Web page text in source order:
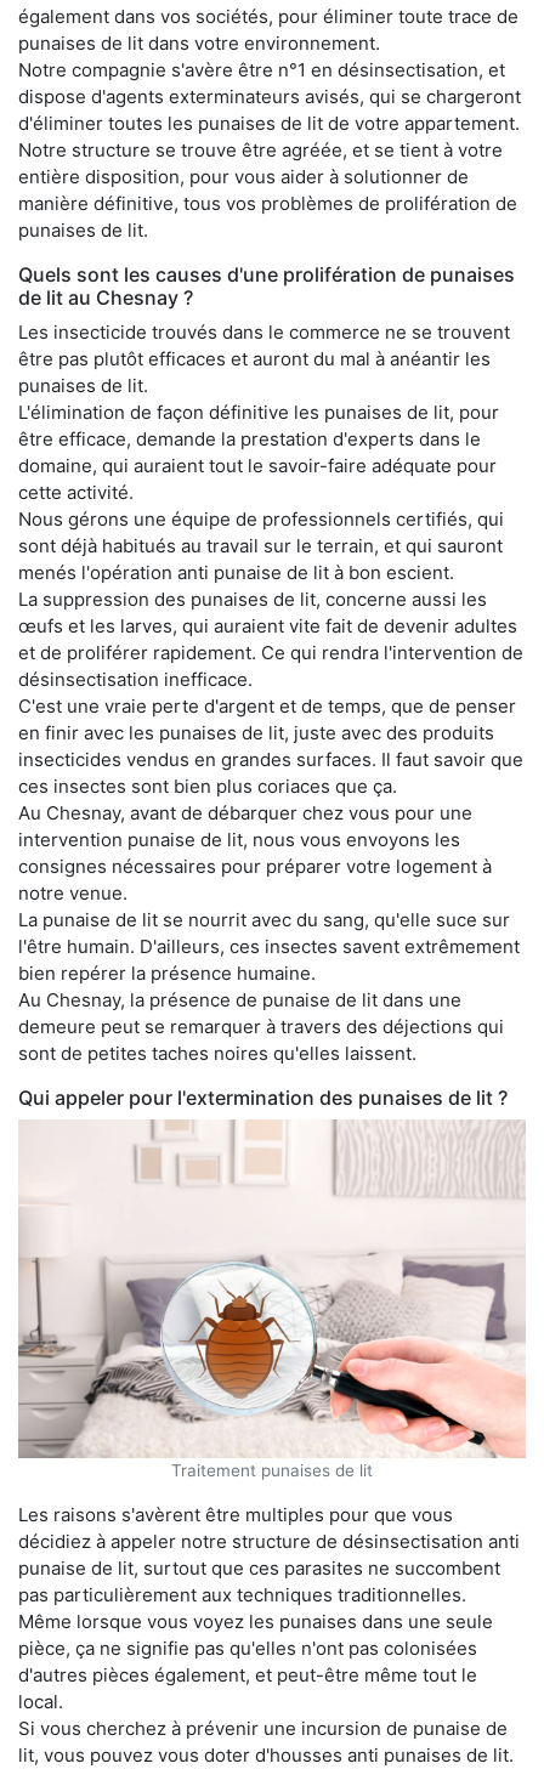
également dans vos sociétés, pour éliminer toute trace de
punaises de lit dans votre environnement.
Notre compagnie s'avère être n°1 en désinsectisation, et
dispose d'agents exterminateurs avisés, qui se chargeront
d'éliminer toutes les punaises de lit de votre appartement.
Notre structure se trouve être agréée, et se tient à votre
entière disposition, pour vous aider à solutionner de
manière définitive, tous vos problèmes de prolifération de
punaises de lit.
Quels sont les causes d'une prolifération de punaises
de lit au Chesnay ?
Les insecticide trouvés dans le commerce ne se trouvent
être pas plutôt efficaces et auront du mal à anéantir les
punaises de lit.
L'élimination de façon définitive les punaises de lit, pour
être efficace, demande la prestation d'experts dans le
domaine, qui auraient tout le savoir-faire adéquate pour
cette activité.
Nous gérons une équipe de professionnels certifiés, qui
sont déjà habitués au travail sur le terrain, et qui sauront
menés l'opération anti punaise de lit à bon escient.
La suppression des punaises de lit, concerne aussi les
œufs et les larves, qui auraient vite fait de devenir adultes
et de proliférer rapidement. Ce qui rendra l'intervention de
désinsectisation inefficace.
C'est une vraie perte d'argent et de temps, que de penser
en finir avec les punaises de lit, juste avec des produits
insecticides vendus en grandes surfaces. Il faut savoir que
ces insectes sont bien plus coriaces que ça.
Au Chesnay, avant de débarquer chez vous pour une
intervention punaise de lit, nous vous envoyons les
consignes nécessaires pour préparer votre logement à
notre venue.
La punaise de lit se nourrit avec du sang, qu'elle suce sur
l'être humain. D'ailleurs, ces insectes savent extrêmement
bien repérer la présence humaine.
Au Chesnay, la présence de punaise de lit dans une
demeure peut se remarquer à travers des déjections qui
sont de petites taches noires qu'elles laissent.
Qui appeler pour l'extermination des punaises de lit ?
Traitement punaises de lit
Les raisons s'avèrent être multiples pour que vous
décidiez à appeler notre structure de désinsectisation anti
punaise de lit, surtout que ces parasites ne succombent
pas particulièrement aux techniques traditionnelles.
Même lorsque vous voyez les punaises dans une seule
pièce, ça ne signifie pas qu'elles n'ont pas colonisées
d'autres pièces également, et peut-être même tout le
local.
Si vous cherchez à prévenir une incursion de punaise de
lit, vous pouvez vous doter d'housses anti punaises de lit.